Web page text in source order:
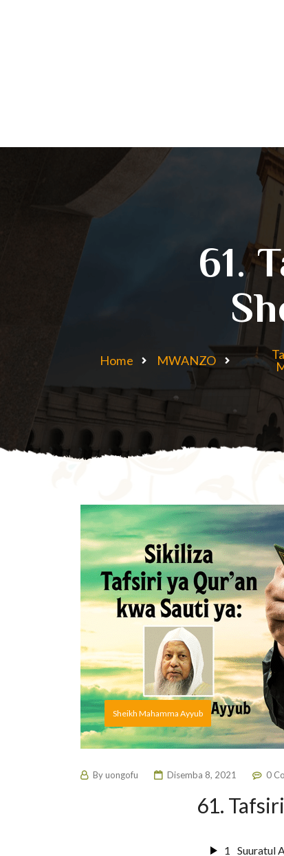
61.
Home MWANZO
Sheikh Mahamma Ayyub
Byuongofu Disemba 8, 2021 0
61.
1 Suuratul